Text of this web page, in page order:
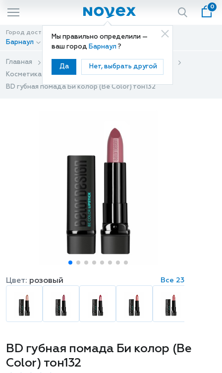
Мы правильно определили —
ваш город Барнаул ?
Да Нет, выбрать другой
0
Город доставки
Барнаул
Способ доставки
Доставка
Главная Каталог
Декоративная косметика
Косметика для губ
Губная помада
BD губная помада Би колор (Be Color) тон132
BD губная помада Би колор (Be
Color) тон132
Цвет: розовый Все 23